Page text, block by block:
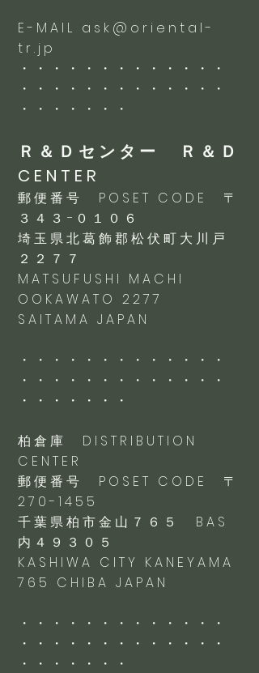
E-MAIL ask@oriental-
tr.jp
・・・・・・・・・・・・・
・・・・・・・・・・・・・
・・・・・・・
Ｒ＆Ｄセンター Ｒ＆Ｄ
CENTER
郵便番号 POSET CODE 〒
３４３−０１０６
埼玉県北葛飾郡松伏町大川戸
２２７７
MATSUFUSHI MACHI
OOKAWATO 2277
SAITAMA JAPAN
・・・・・・・・・・・・・
・・・・・・・・・・・・・
・・・・・・・
柏倉庫 DISTRIBUTION
CENTER
郵便番号 POSET CODE 〒
270-1455
千葉県柏市金山７６５ BAS
内４９３０５
KASHIWA CITY KANEYAMA
765 CHIBA JAPAN
・・・・・・・・・・・・・
・・・・・・・・・・・・・
・・・・・・・